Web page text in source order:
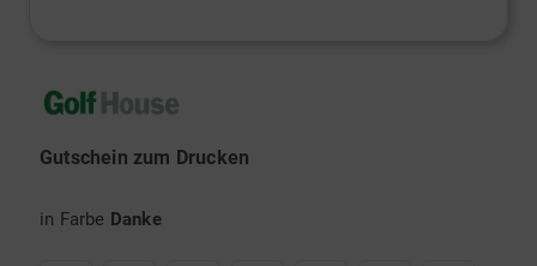
Gutschein zum Drucken
in Farbe Danke